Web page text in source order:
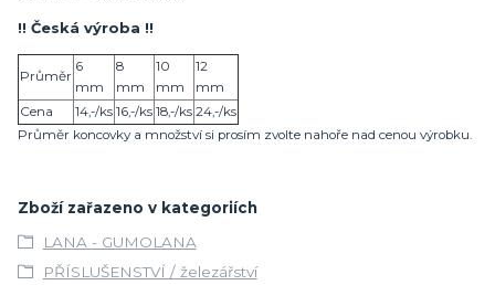
!! Česká výroba !!
Průměr
6
mm
8
mm
10
mm
12
mm
Cena
14,-/ks 16,-/ks 18,-/ks 24,-/ks
Průměr koncovky a množství si prosím zvolte nahoře nad cenou výrobku.
Zboží zařazeno v kategoriích
LANA - GUMOLANA
PŘÍSLUŠENSTVÍ / železářství